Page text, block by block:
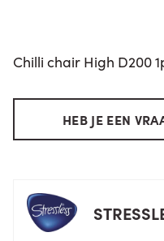
Chilli chair High D200
HEB JE EEN